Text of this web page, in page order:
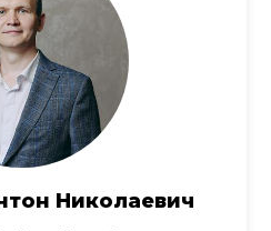
Николаевич